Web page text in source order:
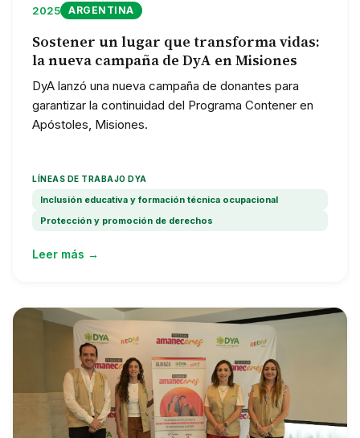
2025 ARGENTINA
Sostener un lugar que transforma vidas:
la nueva campaña de DyA en Misiones
DyA lanzó una nueva campaña de donantes para
garantizar la continuidad del Programa Contener en
Apóstoles, Misiones.
LÍNEAS DE TRABAJO DYA
Inclusión educativa y formación técnica ocupacional
Protección y promoción de derechos
Leer más →